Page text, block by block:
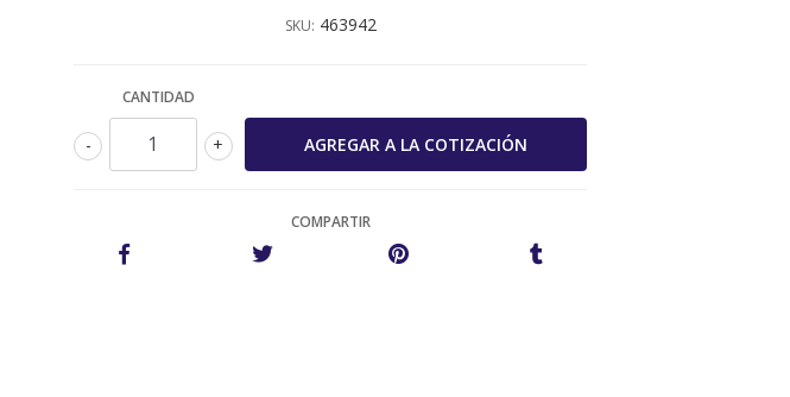
SKU: 463942
CANTIDAD
+
-
COMPARTIR